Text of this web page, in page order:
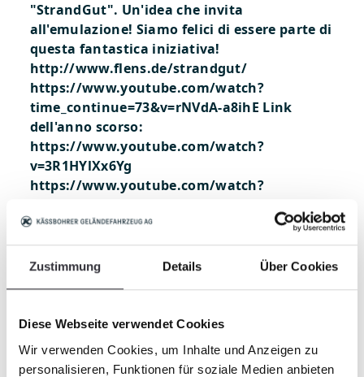
Zustimmung Details Über Cookies
Diese Webseite verwendet Cookies
Wir verwenden Cookies, um Inhalte und Anzeigen zu
personalisieren, Funktionen für soziale Medien anbieten
"StrandGut". Un'idea che invita
all'emulazione! Siamo felici di essere parte di
questa fantastica iniziativa!
http://www.flens.de/strandgut/
https://www.youtube.com/watch?
time_continue=73&v=rNVdA-a8ihE Link
dell'anno scorso:
https://www.youtube.com/watch?
v=3R1HYlXx6Yg
https://www.youtube.com/watch?